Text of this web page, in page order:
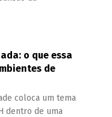
o que essa
de
coloca um tema
dentro de uma